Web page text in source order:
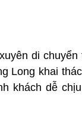
di
Long khai
khách dễ